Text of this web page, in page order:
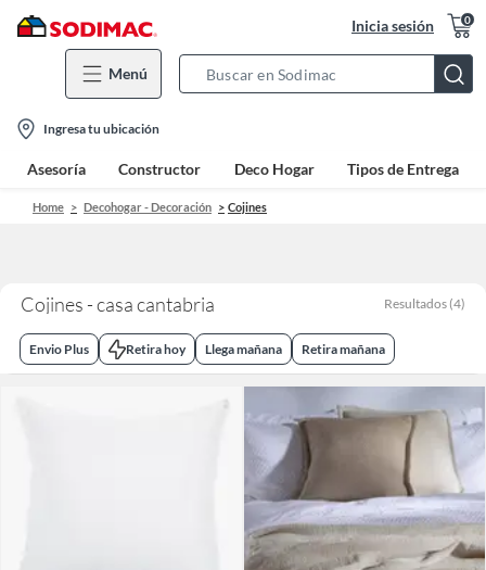
Inicia sesión 0
Menú
Bar
location-
icon
Ingresa tu ubicación
Asesoría Constructor Deco Hogar Tipos de Entrega
Home Decohogar - Decoración Cojines
Cojines - casa cantabria Resultados (4)
Envio Plus Retira hoy Llega mañana Retira mañana